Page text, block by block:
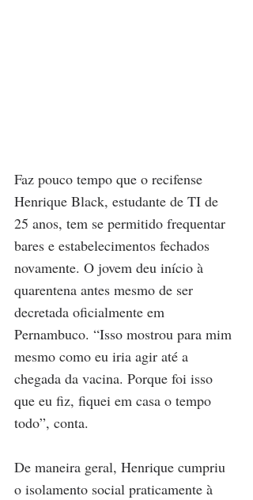
Faz pouco tempo que o recifense
Henrique Black, estudante de TI de
25 anos, tem se permitido frequentar
bares e estabelecimentos fechados
novamente. O jovem deu início à
quarentena antes mesmo de ser
decretada oficialmente em
Pernambuco. “Isso mostrou para mim
mesmo como eu iria agir até a
chegada da vacina. Porque foi isso
que eu fiz, fiquei em casa o tempo
todo”, conta.
De maneira geral, Henrique cumpriu
o isolamento social praticamente à